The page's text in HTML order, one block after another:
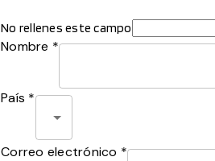
No rellenes este campo
Nombre *
País *
Correo electrónico *